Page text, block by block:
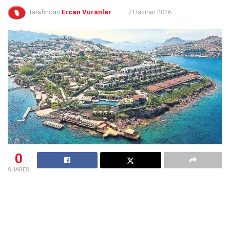
tarafından Ercan Vuranlar 7 Haziran 2026
0
SHARES